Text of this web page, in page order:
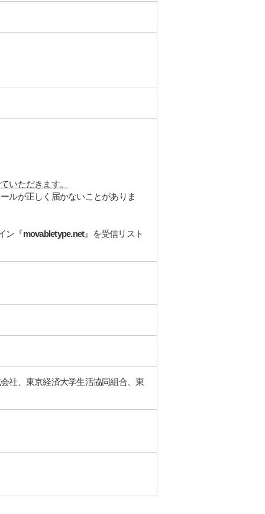
いただきます。
ルが正しく届かないことがありま
ン『movabletype.net』を受信リスト
社、東京経済大学生活協同組合、東